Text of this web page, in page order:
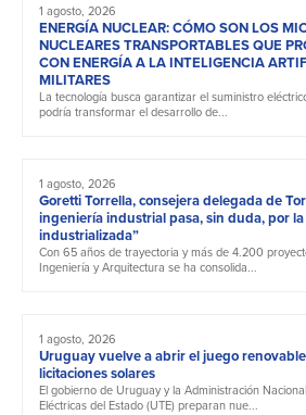
1 agosto, 2026
ENERGÍA NUCLEAR: CÓMO SON LOS
NUCLEARES TRANSPORTABLES QUE
CON ENERGÍA A LA INTELIGENCIA
MILITARES
La tecnología busca garantizar el suministro
podría transformar el desarrollo de...
1 agosto, 2026
Goretti Torrella, consejera delegada de
ingeniería industrial pasa, sin duda, por
industrializada”
Con 65 años de trayectoria y más de 4.200
Ingeniería y Arquitectura se ha consolida...
1 agosto, 2026
Uruguay vuelve a abrir el juego
licitaciones solares
El gobierno de Uruguay y la Administración
Eléctricas del Estado (UTE) preparan nue...